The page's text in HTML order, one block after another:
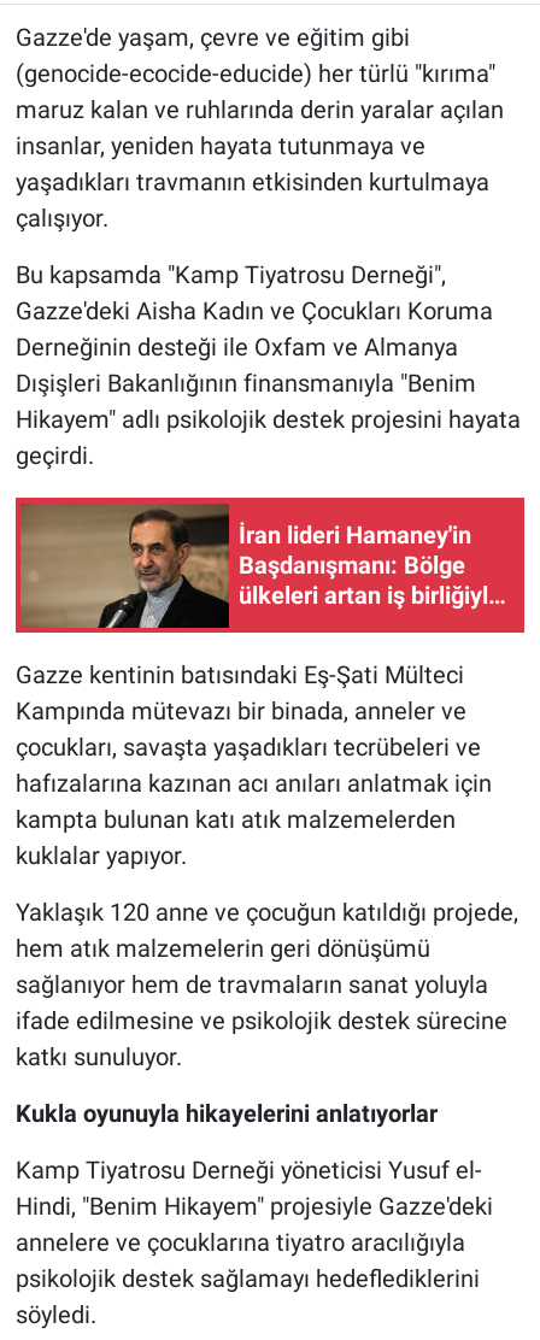
Gazze'de yaşam, çevre ve eğitim gibi
(genocide-ecocide-educide) her türlü "kırıma"
maruz kalan ve ruhlarında derin yaralar açılan
insanlar, yeniden hayata tutunmaya ve
yaşadıkları travmanın etkisinden kurtulmaya
çalışıyor.
Bu kapsamda "Kamp Tiyatrosu Derneği",
Gazze'deki Aisha Kadın ve Çocukları Koruma
Derneğinin desteği ile Oxfam ve Almanya
Dışişleri Bakanlığının finansmanıyla "Benim
Hikayem" adlı psikolojik destek projesini hayata
geçirdi.
İran lideri Hamaney'in
Başdanışmanı: Bölge
ülkeleri artan iş birliğiyle
güvenliği sağlayabilirler
Gazze kentinin batısındaki Eş-Şati Mülteci
Kampında mütevazı bir binada, anneler ve
çocukları, savaşta yaşadıkları tecrübeleri ve
hafızalarına kazınan acı anıları anlatmak için
kampta bulunan katı atık malzemelerden
kuklalar yapıyor.
Yaklaşık 120 anne ve çocuğun katıldığı projede,
hem atık malzemelerin geri dönüşümü
sağlanıyor hem de travmaların sanat yoluyla
ifade edilmesine ve psikolojik destek sürecine
katkı sunuluyor.
Kukla oyunuyla hikayelerini anlatıyorlar
Kamp Tiyatrosu Derneği yöneticisi Yusuf el-
Hindi, "Benim Hikayem" projesiyle Gazze'deki
annelere ve çocuklarına tiyatro aracılığıyla
psikolojik destek sağlamayı hedeflediklerini
söyledi.